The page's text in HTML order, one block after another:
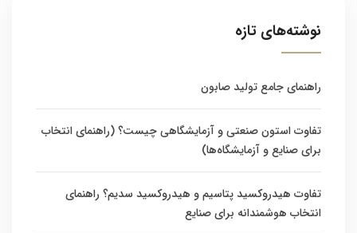
نوشته‌های تازه
راهنمای جامع تولید صابون
تفاوت استون صنعتی و آزمایشگاهی چیست؟ (راهنمای انتخاب
برای صنایع و آزمایشگاه‌ها)
تفاوت هیدروکسید پتاسیم و هیدروکسید سدیم؟ راهنمای
انتخاب هوشمندانه برای صنایع